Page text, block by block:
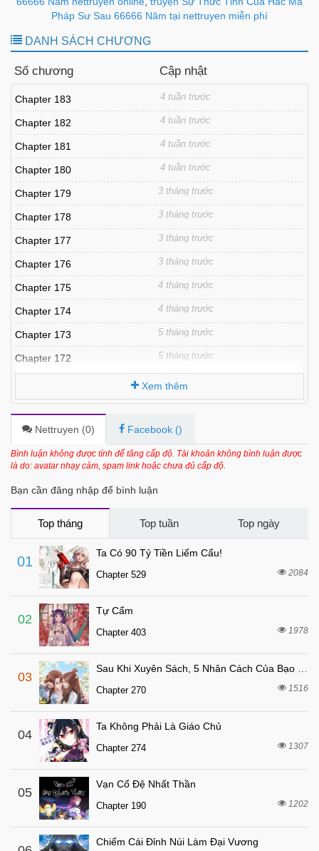
Pháp Sư Sau 66666 Năm tại nettruyen miễn phí
DANH SÁCH CHƯƠNG
Số chương Cập nhật
Chapter 183 4 tuần trước
Chapter 182 4 tuần trước
Chapter 181 4 tuần trước
Chapter 180 4 tuần trước
Chapter 179 3 tháng trước
Chapter 178 3 tháng trước
Chapter 177 3 tháng trước
Chapter 176 3 tháng trước
Chapter 175 4 tháng trước
Chapter 174 4 tháng trước
Chapter 173 5 tháng trước
Chapter 172 5 tháng trước
Chapter 170 5 tháng trước
Chapter 169 6 tháng trước
Chapter 168 6 tháng trước
6 tháng trước
Chapter 166
Chapter 165 6 tháng trước
Chapter 164
Chapter 163
Chapter 162
Chapter 161
Chapter 160
Chapter 159
Chapter 158
Chapter 157 6 tháng trước
Chapter 156 6 tháng trước
Chapter 155
Chapter 154 6 tháng trước
Chapter 153.9
Chapter 153.2 6 tháng trước
Xem thêm
Nettruyen (0) Facebook ()
Bình luận không được tính để tăng cấp độ. Tài khoản không bình luận được
là do: avatar nhạy cảm, spam link hoặc chưa đủ cấp độ.
Bạn cần đăng nhập để bình luận
Top tháng Top tuần Top ngày
01
Ta Có 90 Tỷ Tiền Liếm Cẩu!
Chapter 529 2084
02
Tự Cẩm
Chapter 403 1978
03
Chapter 270 1516
04
Ta Không Phải Là Giáo Chủ
Chapter 274 1307
05
Vạn Cổ Đệ Nhất Thần
Chapter 190 1202
Chiếm Cái Đỉnh Núi Làm Đại Vương